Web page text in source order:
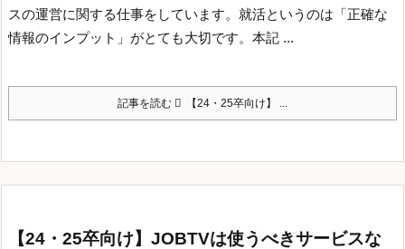
スの運営に関する仕事をしています。 就活というのは「正確な
情報のインプット」がとても大切です。本記 ...
記事を読む 【24・25卒向け】 ...
【24・25卒向け】JOBTVは使うべきサービスな